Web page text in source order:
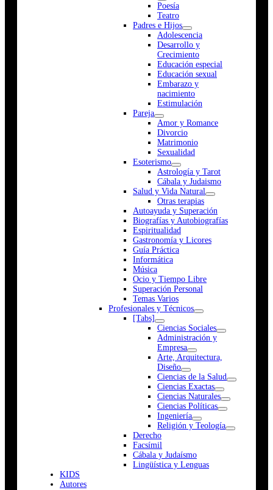
Poesía
Teatro
Padres e Hijos
Adolescencia
Desarrollo y
Crecimiento
Educación especial
Educación sexual
Embarazo y
nacimiento
Estimulación
Pareja
Amor y Romance
Divorcio
Matrimonio
Sexualidad
Esoterismo
Astrología y Tarot
Cábala y Judaismo
Salud y Vida Natural
Otras terapias
Autoayuda y Superación
Biografías y Autobiografías
Espiritualidad
Gastronomía y Licores
Guía Práctica
Informática
Música
Ocio y Tiempo Libre
Superación Personal
Temas Varios
Profesionales y Técnicos
[Tabs]
Ciencias Sociales
Administración y
Empresa
Arte, Arquitectura,
Diseño
Ciencias de la Salud
Ciencias Exactas
Ciencias Naturales
Ciencias Políticas
Ingeniería
Religión y Teología
Derecho
Facsímil
Cábala y Judaísmo
Lingüística y Lenguas
KIDS
Autores